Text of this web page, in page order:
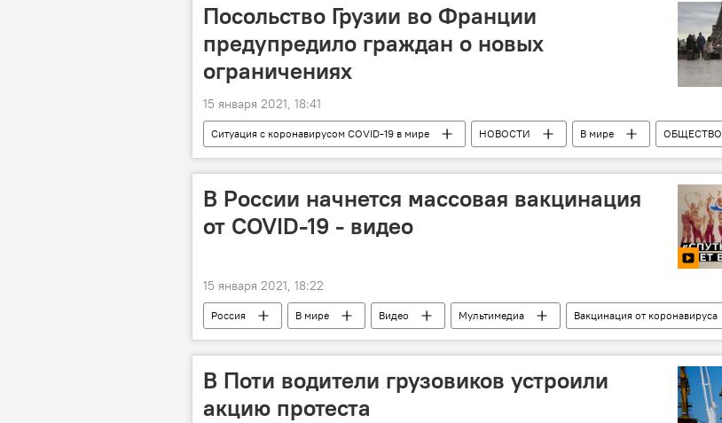
Посольство Грузии во Франции
предупредило граждан о новых
ограничениях
15 января 2021, 18:41
Ситуация с коронавирусом COVID-19 в мире НОВОСТИ В мире ОБЩЕСТВО
В России начнется массовая вакцинация
от COVID-19 - видео
15 января 2021, 18:22
Россия В мире Видео Мультимедиа
Вакцинация от коронавируса
Коронавирус COVID-19
ОБЩЕСТВО
В Поти водители грузовиков устроили
акцию протеста